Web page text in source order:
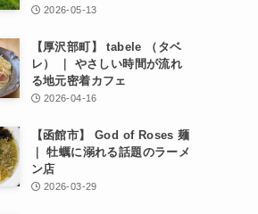
2026-05-13
【厚沢部町】 tabele （タベ
レ） ｜ やさしい時間が流れ
る地元密着カフェ
2026-04-16
【函館市】 God of Roses 麺
｜ 牡蠣に溺れる話題のラーメ
ン店
2026-03-29